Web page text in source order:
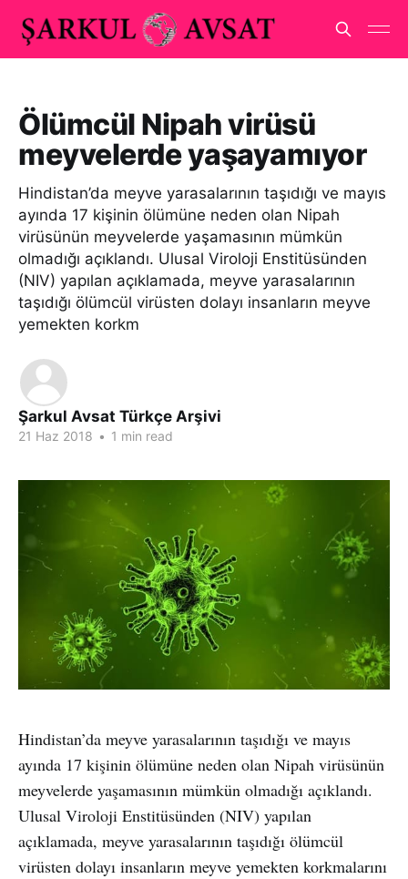
Ölümcül Nipah virüsü
meyvelerde yaşayamıyor
Hindistan’da meyve yarasalarının taşıdığı ve mayıs
ayında 17 kişinin ölümüne neden olan Nipah
virüsünün meyvelerde yaşamasının mümkün
olmadığı açıklandı. Ulusal Viroloji Enstitüsünden
(NIV) yapılan açıklamada, meyve yarasalarının
taşıdığı ölümcül virüsten dolayı insanların meyve
yemekten korkm
Şarkul Avsat Türkçe Arşivi
21 Haz 2018 • 1 min read
Hindistan’da meyve yarasalarının taşıdığı ve mayıs
ayında 17 kişinin ölümüne neden olan Nipah virüsünün
meyvelerde yaşamasının mümkün olmadığı açıklandı.
Ulusal Viroloji Enstitüsünden (NIV) yapılan
açıklamada, meyve yarasalarının taşıdığı ölümcül
virüsten dolayı insanların meyve yemekten korkmalarını